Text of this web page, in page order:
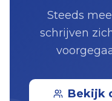
Steeds
schrijven
Bekijk